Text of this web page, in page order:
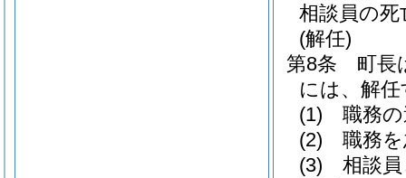
相談員の
(解任)
第8条
町長
には、解
(1)
職務
(2)
職務
(3)
相談